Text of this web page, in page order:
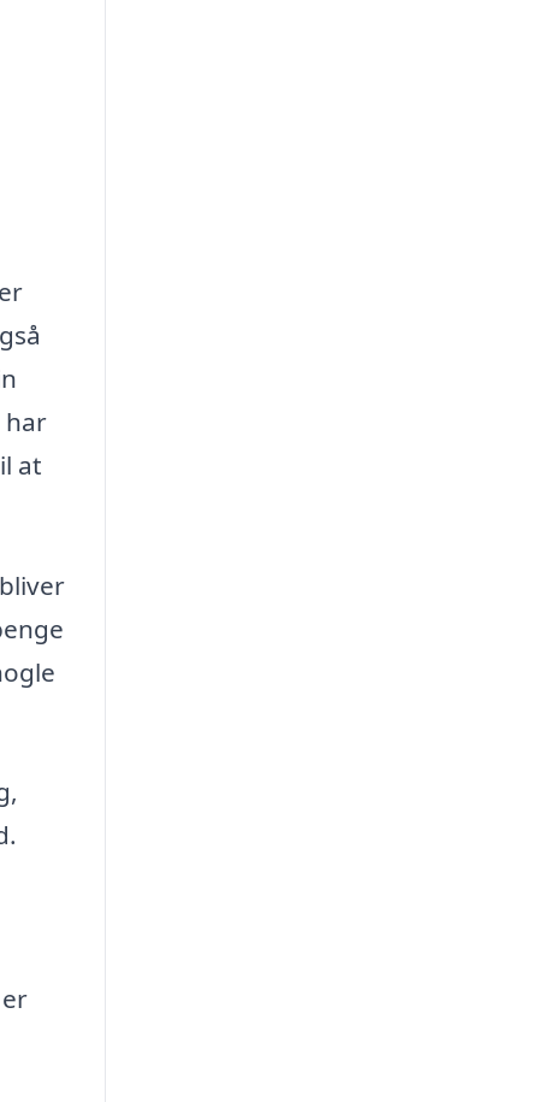
har
at